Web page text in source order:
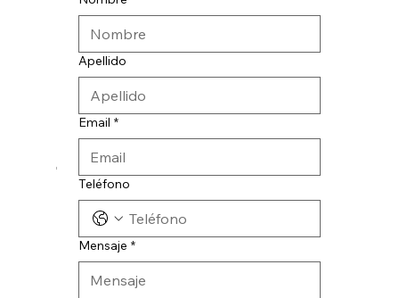
© 2024 CATESA INGENIERIA
Apellido
Email *
Teléfono
Mensaje *